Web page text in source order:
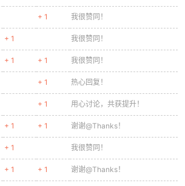
+ 1 我很赞同！
+ 1 我很赞同！
+ 1 + 1 我很赞同！
+ 1 热心回复！
+ 1 用心讨论，共获提升！
+ 1 + 1 谢谢@Thanks！
+ 1 我很赞同！
+ 1 + 1 谢谢@Thanks！